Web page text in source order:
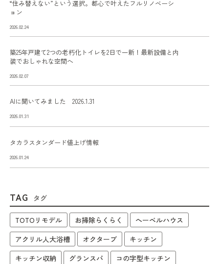
“住み替えない”という選択。都心で叶えたフルリノベーシ
ョン
2026.02.24
築25年戸建て2つの老朽化トイレを2日で一新！最新設備と内
装でおしゃれな空間へ
2026.02.07
AIに聞いてみました 2026.1.31
2026.01.31
タカラスタンダード値上げ情報
2026.01.24
TAG タグ
TOTOリモデル お掃除らくらく
へーベルハウス
アクリル人大浴槽
オクターブ
キッチン
キッチン収納
グランスパ
コの字型キッチン